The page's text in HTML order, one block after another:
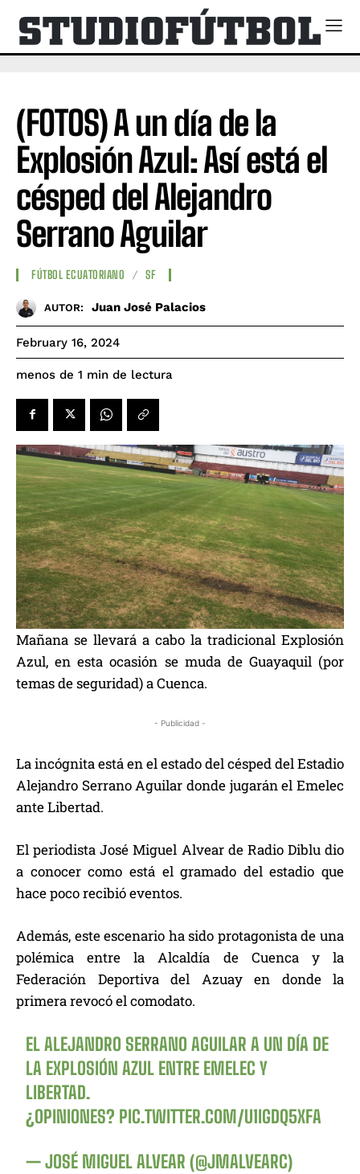
(FOTOS) A un día de la
Explosión Azul: Así está el
césped del Alejandro
Serrano Aguilar
FÚTBOL ECUATORIANO SF
AUTOR: Juan José Palacios
February 16, 2024
menos de 1 min de lectura
Mañana se llevará a cabo la tradicional Explosión
Azul, en esta ocasión se muda de Guayaquil (por
temas de seguridad) a Cuenca.
- Publicidad -
La incógnita está en el estado del césped del Estadio
Alejandro Serrano Aguilar donde jugarán el Emelec
ante Libertad.
El periodista José Miguel Alvear de Radio Diblu dio
a conocer como está el gramado del estadio que
hace poco recibió eventos.
Además, este escenario ha sido protagonista de una
polémica entre la Alcaldía de Cuenca y la
Federación Deportiva del Azuay en donde la
primera revocó el comodato.
EL ALEJANDRO SERRANO AGUILAR A UN DÍA DE
LA EXPLOSIÓN AZUL ENTRE EMELEC Y
LIBERTAD.
¿OPINIONES? PIC.TWITTER.COM/U1IGDQ5XFA
— JOSÉ MIGUEL ALVEAR (@JMALVEARC)